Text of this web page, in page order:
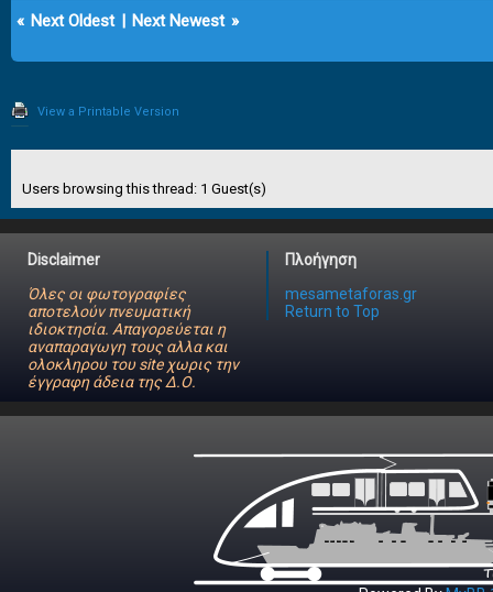
« Next Oldest | Next Newest »
View a Printable Version
Users browsing this thread: 1 Guest(s)
Disclaimer
Όλες οι φωτογραφίες
αποτελούν πνευματική
ιδιοκτησία. Απαγορεύεται η
αναπαραγωγη τους αλλα και
ολοκληρου του site χωρις την
έγγραφη άδεια της Δ.Ο.
Πλοήγηση
mesametaforas.gr
Return to Top